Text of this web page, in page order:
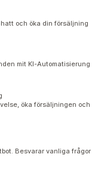
och öka din försäljning
mit KI-Automatisierung
öka försäljningen och
Besvarar vanliga frågor